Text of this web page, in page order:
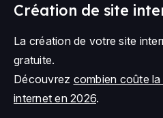
Création de site
La création de votre site
gratuite.
Découvrez combien coûte
internet en 2026.